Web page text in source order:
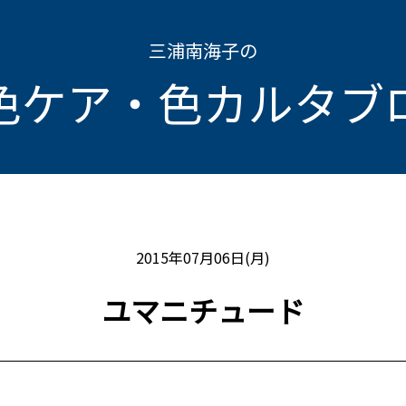
三浦南海子の
ケア・色カルタブ
2015年07月06日(月)
ユマニチュード